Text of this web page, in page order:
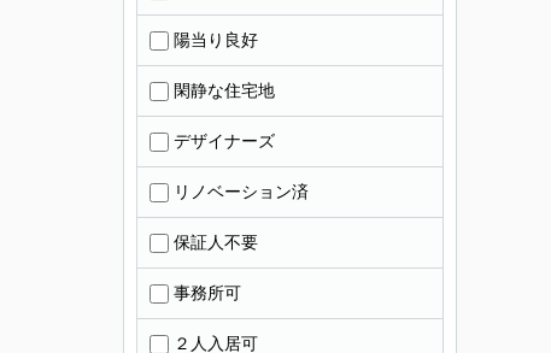
陽当り良好
閑静な住宅地
デザイナーズ
リノベーション済
保証人不要
事務所可
２人入居可